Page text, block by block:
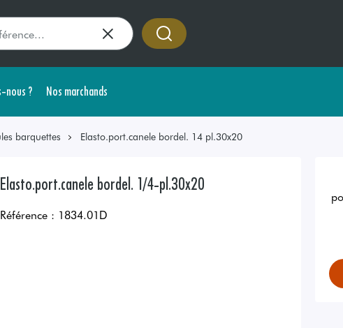
nous ? Nos marchands
barquettes Elasto.port.canele bordel. 14 pl.30x20
Elasto.port.canele bordel. 1/4-pl.30x20
Référence : 1834.01D